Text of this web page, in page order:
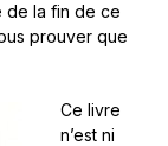
de la fin de ce
prouver que
Ce livre
n’est ni